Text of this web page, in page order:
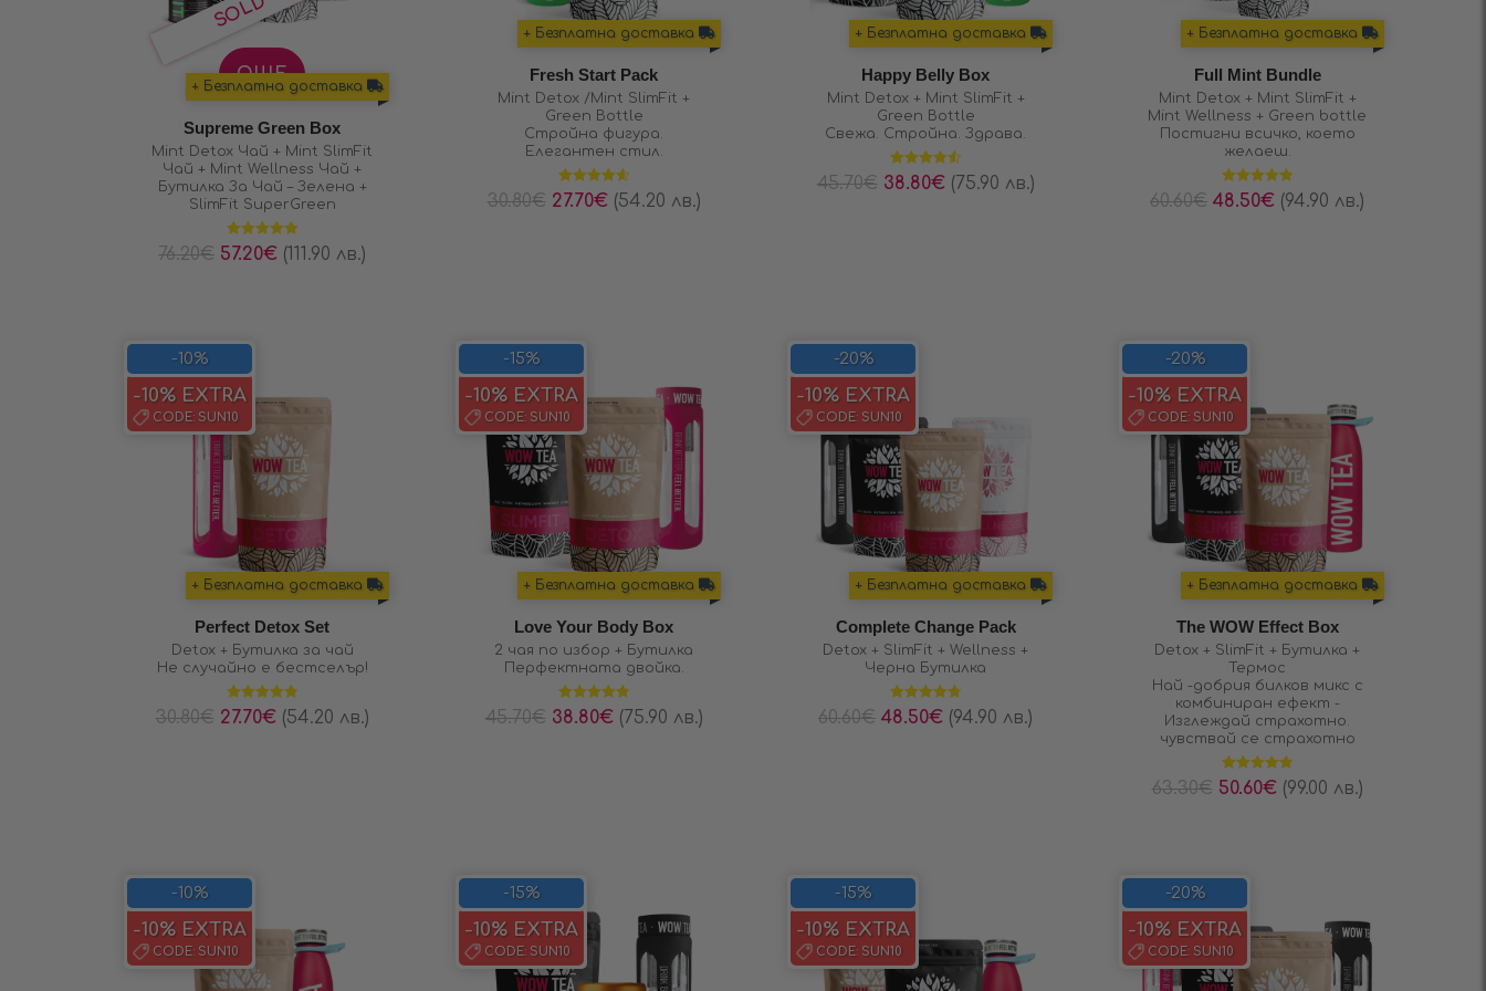
+ Безплатна доставка
ОЩЕ
Supreme Green Box
Mint Detox Чай + Mint SlimFit
Чай + Mint Wellness Чай +
Бутилка За Чай – Зелена +
SlimFit SuperGreen
Оценено на
5.00от 5
76.20€ 57.20€ (111.90 лв.)
+ Безплатна доставка
Fresh Start Pack
Mint Detox /Mint SlimFit +
Green Bottle
Стройна фигура.
Елегантен стил.
Оценено на
4.64от 5
30.80€ 27.70€ (54.20 лв.)
+ Безплатна доставка
Happy Belly Box
Mint Detox + Mint SlimFit +
Green Bottle
Свежа. Стройна. Здрава.
Оценено на
4.57от 5
45.70€ 38.80€ (75.90 лв.)
+ Безплатна доставка
Full Mint Bundle
Mint Detox + Mint SlimFit +
Mint Wellness + Green bottle
Постигни всичко, което
желаеш.
Оценено на
4.86от 5
60.60€ 48.50€ (94.90 лв.)
+ Безплатна доставка
-10%
-10% EXTRA
CODE: SUN10
Perfect Detox Set
Detox + Бутилка за чай
Не случайно е бестселър!
Оценено на
4.91от 5
30.80€ 27.70€ (54.20 лв.)
+ Безплатна доставка
-15%
-10% EXTRA
CODE: SUN10
Love Your Body Box
2 чая по избор + Бутилка
Перфектната двойка.
Оценено на
4.84от 5
45.70€ 38.80€ (75.90 лв.)
+ Безплатна доставка
-20%
-10% EXTRA
CODE: SUN10
Complete Change Pack
Detox + SlimFit + Wellness +
Черна Бутилка
Оценено на
4.85от 5
60.60€ 48.50€ (94.90 лв.)
+ Безплатна доставка
-20%
-10% EXTRA
CODE: SUN10
The WOW Effect Box
Detox + SlimFit + Бутилка +
Термос
Най -добрия билков микс с
комбиниран ефект -
Изглеждай страхотно.
чувствай се страхотно
Оценено на
4.80от 5
63.30€ 50.60€ (99.00 лв.)
-10%
-10% EXTRA
CODE: SUN10
-15%
-10% EXTRA
CODE: SUN10
-15%
-10% EXTRA
CODE: SUN10
-20%
-10% EXTRA
CODE: SUN10